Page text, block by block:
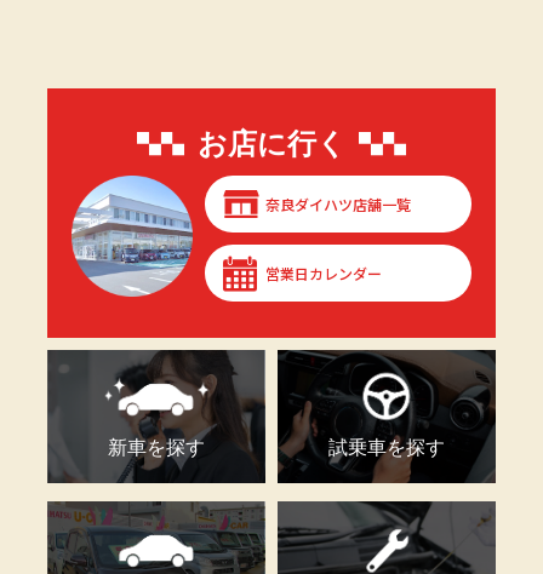
お店に行く
奈良ダイハツ店舗一覧
営業日カレンダー
新車を探す 試乗車を探す